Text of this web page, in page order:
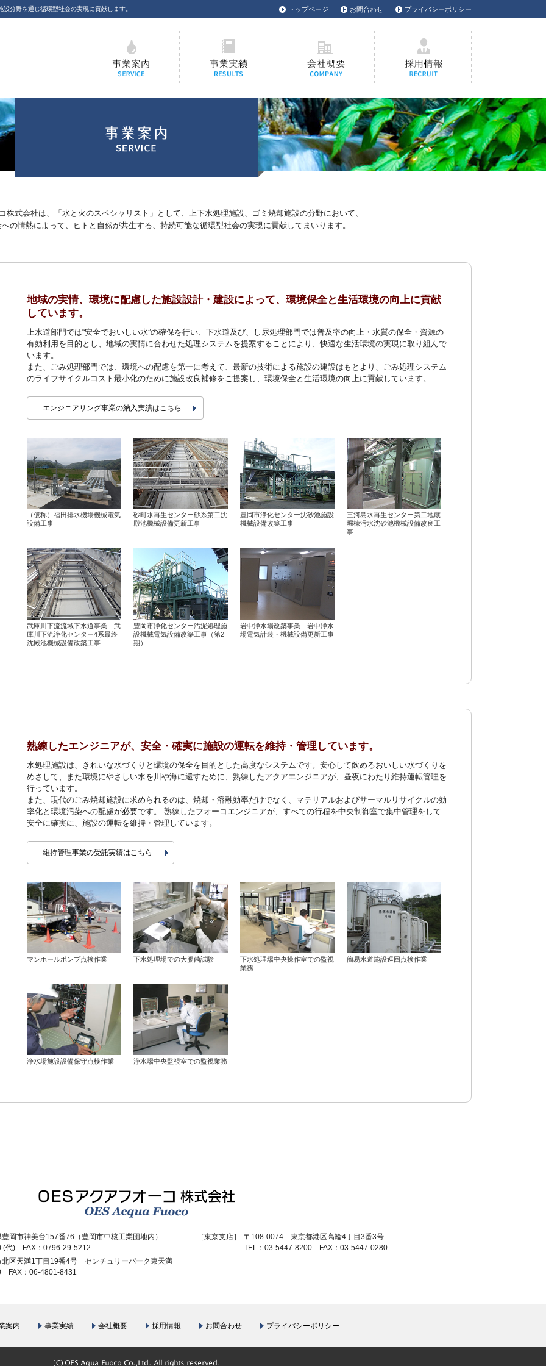
分野を通じ循環型社会の実現に貢献します。 トップページ お問合わせ プライバシーポリシー
ごみ処理設備、ごみ焼却場公 ーコの会社概要
OESアクアフオーコの就職採
用情報
株式会社は、「水と火のスペシャリスト」として、上下水処理施設、ゴミ焼却施設の分野において、
の情熱によって、ヒトと自然が共生する、持続可能な循環型社会の実現に貢献してまいります。
地域の実情、環境に配慮した施設設計・建設によって、環境保全と生活環境の向上に貢献
しています。
上水道部門では“安全でおいしい水”の確保を行い、下水道及び、し尿処理部門では普及率の向上・水質の保全・資源の
有効利用を目的とし、地域の実情に合わせた処理システムを提案することにより、快適な生活環境の実現に取り組んで
います。
また、ごみ処理部門では、環境への配慮を第一に考えて、最新の技術による施設の建設はもとより、ごみ処理システム
のライフサイクルコスト最小化のために施設改良補修をご提案し、環境保全と生活環境の向上に貢献しています。
エンジニアリング事業の納入実績はこちら
（仮称）福田排水機場機械電気
設備工事
砂町水再生センター砂系第二沈
殿池機械設備更新工事
豊岡市浄化センター沈砂池施設
機械設備改築工事
三河島水再生センター第二地蔵
堀棟汚水沈砂池機械設備改良工
事
武庫川下流流域下水道事業 武
庫川下流浄化センター4系最終
沈殿池機械設備改築工事
豊岡市浄化センター汚泥処理施
設機械電気設備改築工事（第2
期）
岩中浄水場改築事業 岩中浄水
場電気計装・機械設備更新工事
熟練したエンジニアが、安全・確実に施設の運転を維持・管理しています。
水処理施設は、きれいな水づくりと環境の保全を目的とした高度なシステムです。安心して飲めるおいしい水づくりを
めさして、また環境にやさしい水を川や海に還すために、熟練したアクアエンジニアが、昼夜にわたり維持運転管理を
行っています。
また、現代のごみ焼却施設に求められるのは、焼却・溶融効率だけでなく、マテリアルおよびサーマルリサイクルの効
率化と環境汚染への配慮が必要です。 熟練したフオーコエンジニアが、すべての行程を中央制御室で集中管理をして
安全に確実に、施設の運転を維持・管理しています。
維持管理事業の受託実績はこちら
マンホールポンプ点検作業 下水処理場での大腸菌試験
下水処理場中央操作室での監視
業務
簡易水道施設巡回点検作業
浄水場施設設備保守点検作業 浄水場中央監視室での監視業務
ジニアリングOESアクアフオーコ
岡市神美台157番76（豊岡市中核工業団地内）
(代)
FAX：0796-29-5212
［東京支店］ 〒108-0074 東京都港区高輪4丁目3番3号
TEL：03-5447-8200
FAX：03-5447-0280
北区天満1丁目19番4号 センチュリーパーク東天満
FAX：06-4801-8431
案内 事業実績 会社概要 採用情報 お問合わせ プライバシーポリシー